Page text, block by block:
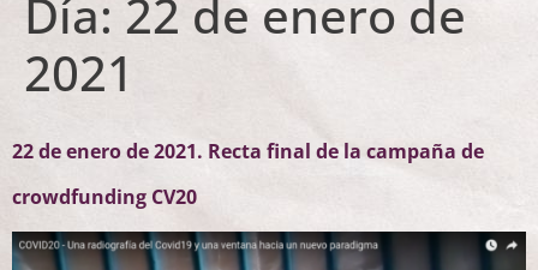
Día: 22 de enero de
2021
22 de enero de 2021. Recta final de la campaña de
crowdfunding CV20